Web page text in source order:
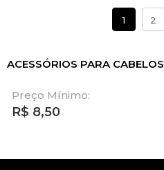
1 2
ACESSÓRIOS PARA CABELOS
Preço Mínimo:
R$ 8,50